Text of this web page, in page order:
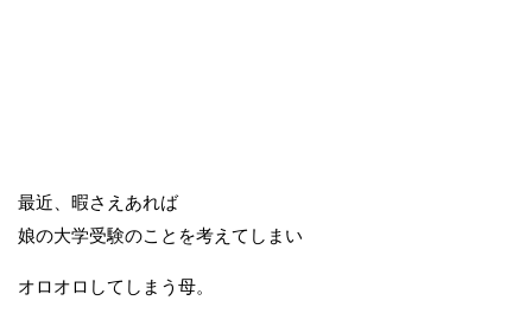
最近、暇さえあれば
娘の大学受験のことを考えてしまい
オロオロしてしまう母。